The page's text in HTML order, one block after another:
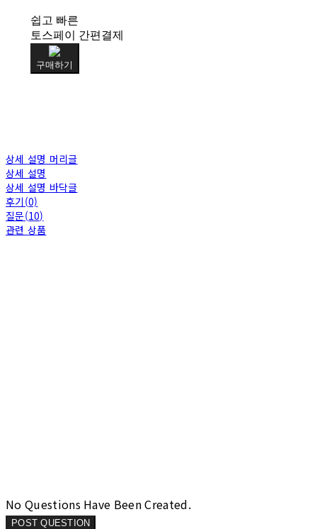
쉽고 빠른
토스페이 간편결제
구매하기
상세 설명 머리글
상세 설명
상세 설명 바닥글
후기(0)
질문(10)
관련 상품
No Questions Have Been Created.
POST QUESTION